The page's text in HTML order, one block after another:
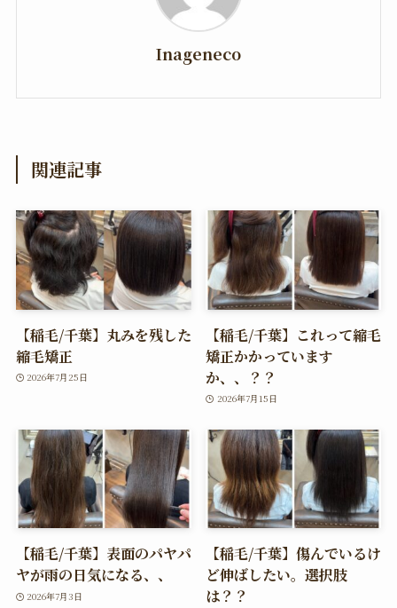
Inageneco
関連記事
【稲毛/千葉】丸みを残した
縮毛矯正
2026年7月25日
【稲毛/千葉】これって縮毛
矯正かかっています
か、、？？
2026年7月15日
【稲毛/千葉】表面のパヤパ
ヤが雨の日気になる、、
2026年7月3日
【稲毛/千葉】傷んでいるけ
ど伸ばしたい。選択肢
は？？